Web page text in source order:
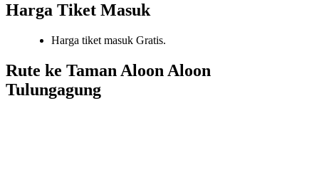
Harga Tiket Masuk
Harga tiket masuk Gratis.
Rute ke Taman Aloon Aloon
Tulungagung